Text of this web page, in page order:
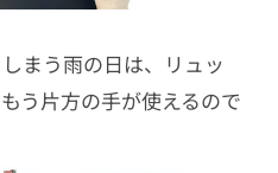
まう雨の日は、リュッ
う片方の手が使えるので